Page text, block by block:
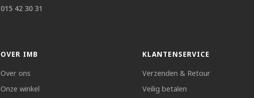
015 42 30 31
OVER IMB
Over ons
Onze winkel
KLANTENSERVICE
Verzenden & Retour
Veilig betalen